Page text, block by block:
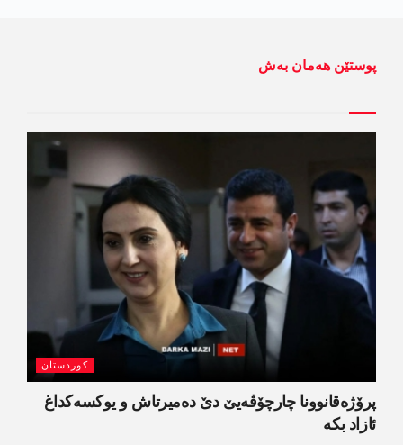
پوستێن ھەمان بەش
کوردستان
پرۆژەقانوونا چارچۆڤەیێ دێ دەمیرتاش و یوکسەکداغ
ئازاد بکە